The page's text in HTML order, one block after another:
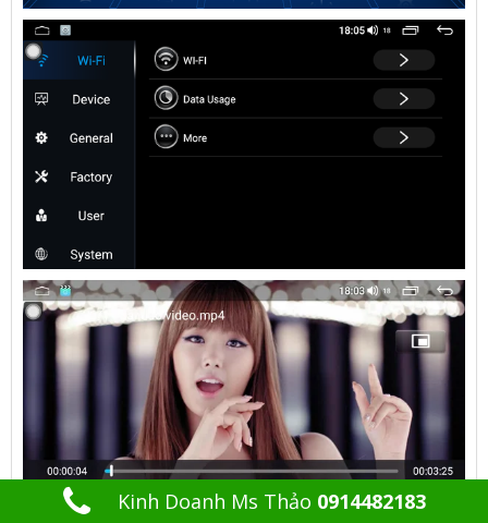
Kinh Doanh Ms Thảo 0914482183